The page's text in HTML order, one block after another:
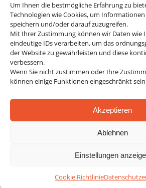
Um Ihnen die bestmögliche Erfahrung zu
Technologien wie Cookies, um
speichern und/oder darauf zuzugreifen.
Mit Ihrer Zustimmung können wir Daten wie
eindeutige IDs verarbeiten, um das
der Website zu gewährleisten und diese
verbessern.
Wenn Sie nicht zustimmen oder Ihre
können einige Funktionen eingeschränkt
Akzeptieren
Ablehnen
Einstellungen
Cookie Richtlinie
Kommunikation am Telefon:
Gesprächskompetenz auf das